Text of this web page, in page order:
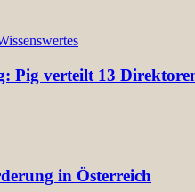
Pig verteilt 13
in Österreich